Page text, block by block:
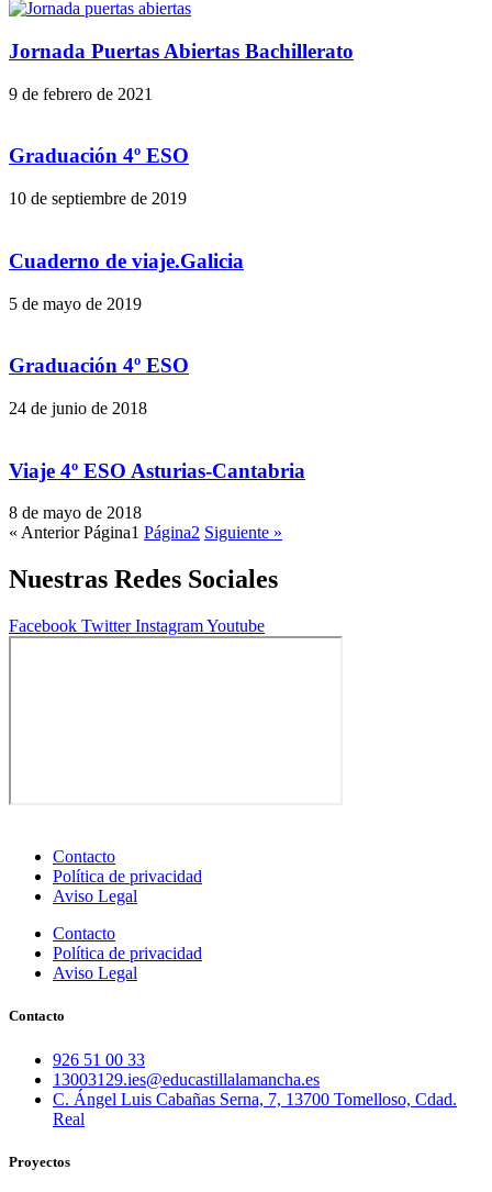
Jornada Puertas Abiertas Bachillerato
9 de febrero de 2021
Graduación 4º ESO
10 de septiembre de 2019
Cuaderno de viaje.Galicia
5 de mayo de 2019
Graduación 4º ESO
24 de junio de 2018
Viaje 4º ESO Asturias-Cantabria
8 de mayo de 2018
« Anterior Página1 Página2 Siguiente »
Nuestras Redes Sociales
Facebook Twitter InstagramYoutube
Contacto
Política de privacidad
Aviso Legal
Contacto
Política de privacidad
Aviso Legal
Contacto
926 51 00 33
13003129.ies@educastillalamancha.es
C. Ángel Luis Cabañas Serna, 7, 13700 Tomelloso, Cdad.
Real
Proyectos